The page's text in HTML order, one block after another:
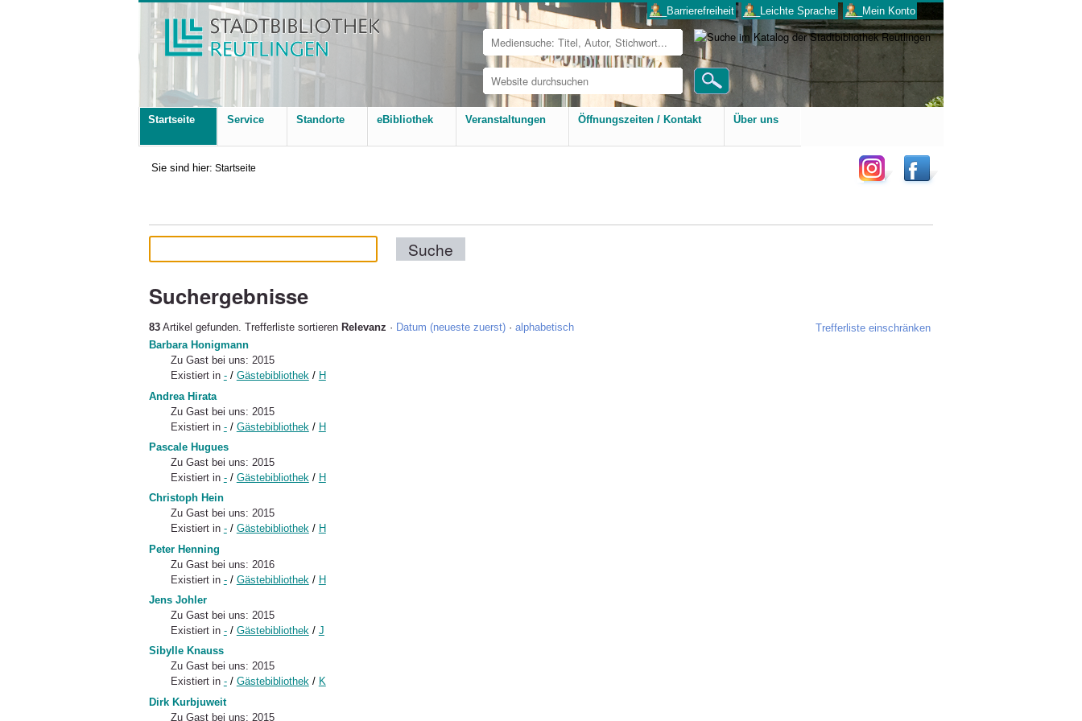
Website
durchsuchen
Erweiterte
Suche…
___Barrierefreiheit ___Leichte Sprache ___Mein Konto
Startseite Service Standorte eBibliothek Veranstaltungen Öffnungszeiten / Kontakt Über uns
Sie sind hier: Startseite
Suchergebnisse
83Artikel gefunden. Trefferliste einschränken
Trefferliste sortieren Relevanz · Datum (neueste zuerst) · alphabetisch
Barbara Honigmann
Zu Gast bei uns: 2015
Existiert in - / Gästebibliothek / H
Andrea Hirata
Zu Gast bei uns: 2015
Existiert in - / Gästebibliothek / H
Pascale Hugues
Zu Gast bei uns: 2015
Existiert in - / Gästebibliothek / H
Christoph Hein
Zu Gast bei uns: 2015
Existiert in - / Gästebibliothek / H
Peter Henning
Zu Gast bei uns: 2016
Existiert in - / Gästebibliothek / H
Jens Johler
Zu Gast bei uns: 2015
Existiert in - / Gästebibliothek / J
Sibylle Knauss
Zu Gast bei uns: 2015
Existiert in - / Gästebibliothek / K
Dirk Kurbjuweit
Zu Gast bei uns: 2015